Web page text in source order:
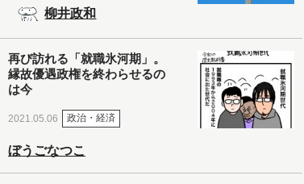
柳井政和
再び訪れる「就職氷河期」。
縁故優遇政権を終わらせるの
は今
2021.05.06 政治・経済
ぼうごなつこ